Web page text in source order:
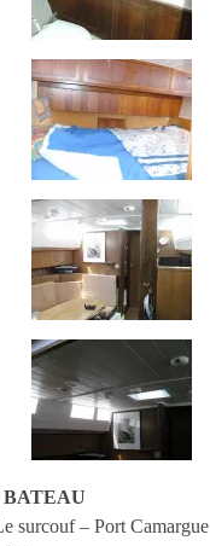
surcouf – Port Camargue